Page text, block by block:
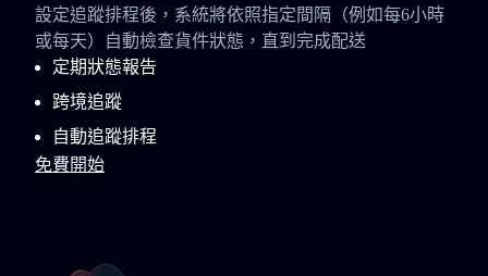
設定追蹤排程後，系統將依照指定間隔（例如每6小時
或每天）自動檢查貨件狀態，直到完成配送
定期狀態報告
跨境追蹤
自動追蹤排程
免費開始